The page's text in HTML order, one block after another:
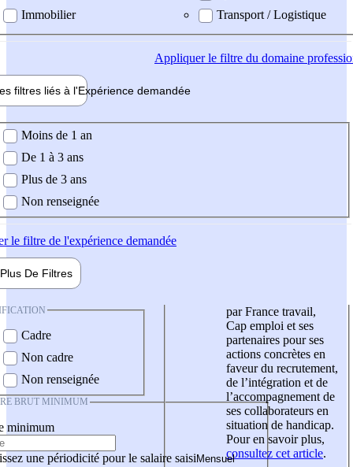
Immobilier
Transport / Logistique
Appliquerle filtre du domaine
filtres liés à l'Expérience demandée
demandée
Moins de 1 an
De 1 à 3 ans
Plus de 3 ans
Non renseignée
le filtre de l'expérience demandée
Plus De Filtres
Cadre
Non cadre
Non renseignée
BRUT MINIMUM
minimum
une périodicité pour le salaire saisi
par France travail,
Cap emploi et ses
partenaires pour ses
actions concrètes en
faveur du recrutement,
de l’intégration et de
l’accompagnement de
ses collaborateurs en
situation de handicap.
Pour en savoir plus,
consultez cet article.